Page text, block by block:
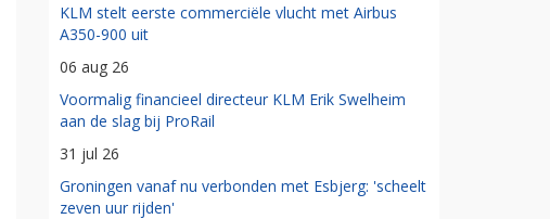
KLM stelt eerste commerciële vlucht met Airbus
A350-900 uit
06 aug 26
Voormalig financieel directeur KLM Erik Swelheim
aan de slag bij ProRail
31 jul 26
Groningen vanaf nu verbonden met Esbjerg: 'scheelt
zeven uur rijden'